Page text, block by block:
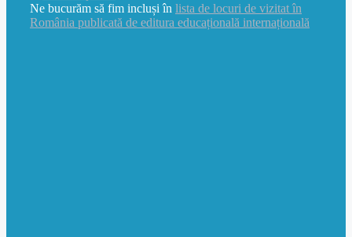
Ne bucurăm să fim incluși în lista de locuri de vizitat în
România publicată de editura educațională internațională